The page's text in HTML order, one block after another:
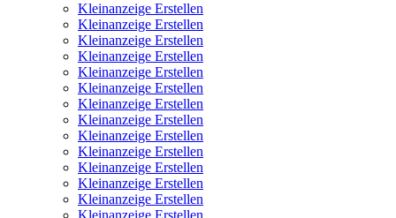
Kleinanzeige Erstellen
Kleinanzeige Erstellen
Kleinanzeige Erstellen
Kleinanzeige Erstellen
Kleinanzeige Erstellen
Kleinanzeige Erstellen
Kleinanzeige Erstellen
Kleinanzeige Erstellen
Kleinanzeige Erstellen
Kleinanzeige Erstellen
Kleinanzeige Erstellen
Kleinanzeige Erstellen
Kleinanzeige Erstellen
Kleinanzeige Erstellen